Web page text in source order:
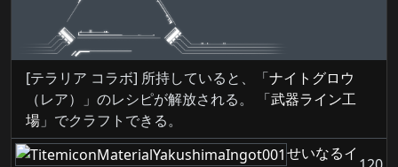
[テラリア コラボ] 所持していると、「ナイトグロウ
（レア）」のレシピが解放される。 「武器ライン工
場 」でクラフトできる。
せいなるイ